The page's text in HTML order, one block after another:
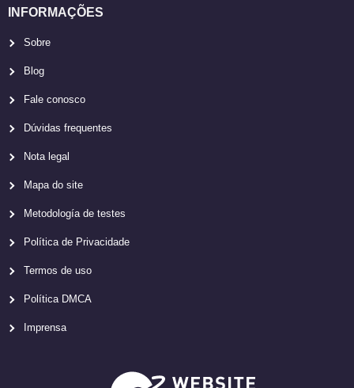
INFORMAÇÕES
Sobre
Blog
Fale conosco
Dúvidas frequentes
Nota legal
Mapa do site
Metodología de testes
Política de Privacidade
Termos de uso
Política DMCA
Imprensa